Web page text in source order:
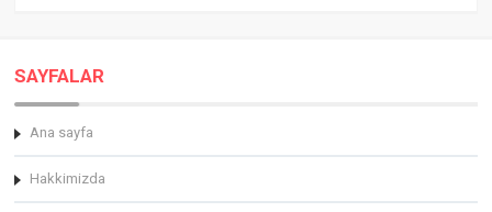
SAYFALAR
Ana sayfa
Hakkimizda